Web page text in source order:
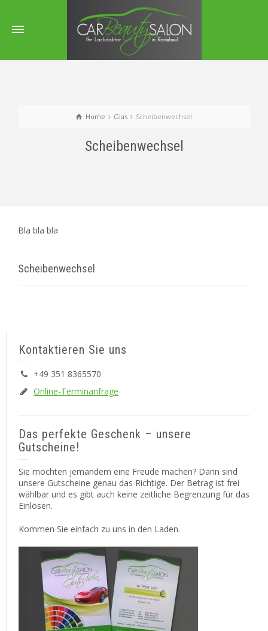
Home Glas Scheibenwechsel
Scheibenwechsel
Bla bla bla
Scheibenwechsel
Kontaktieren Sie uns
+49 351 8365570
Online-Terminanfrage
Das perfekte Geschenk – unsere
Gutscheine!
Sie möchten jemandem eine Freude machen? Dann sind
unsere Gutscheine genau das Richtige. Der Betrag ist frei
wählbar und es gibt auch keine zeitliche Begrenzung für das
Einlösen.
Kommen Sie einfach zu uns in den Laden.